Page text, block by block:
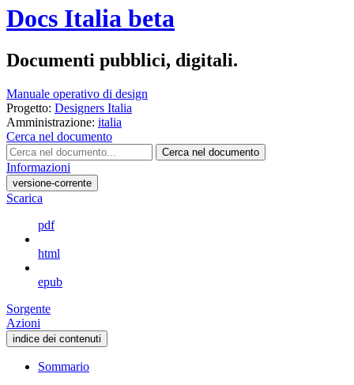
Docs Italia beta
Documenti pubblici, digitali.
Manuale operativo di design
Progetto: Designers Italia
Amministrazione: italia
Cerca nel documento
Cerca nel documento
Informazioni
versione-corrente
Scarica
pdf
html
epub
Sorgente
Azioni
indice dei contenuti
Sommario